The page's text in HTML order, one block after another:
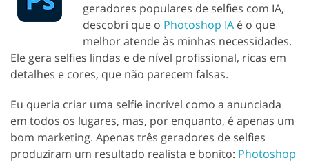
geradores populares de selfies com IA,
descobri que o Photoshop IA é o que
melhor atende às minhas necessidades.
Ele gera selfies lindas e de nível profissional, ricas em
detalhes e cores, que não parecem falsas.
Eu queria criar uma selfie incrível como a anunciada
em todos os lugares, mas, por enquanto, é apenas um
bom marketing. Apenas três geradores de selfies
produziram um resultado realista e bonito: Photoshop